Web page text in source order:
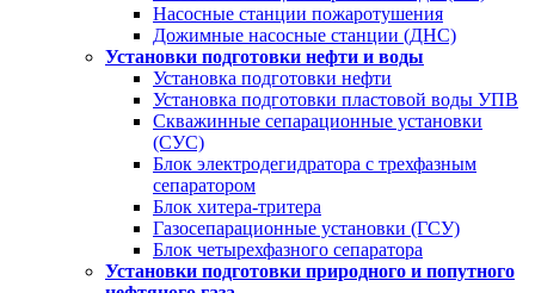
Насосные станции пожаротушения
Дожимные насосные станции (ДНС)
Установки подготовки нефти и воды
Установка подготовки нефти
Установка подготовки пластовой воды УПВ
Скважинные сепарационные установки
(СУС)
Блок электродегидратора с трехфазным
сепаратором
Блок хитера-тритера
Газосепарационные установки (ГСУ)
Блок четырехфазного сепаратора
Установки подготовки природного и попутного